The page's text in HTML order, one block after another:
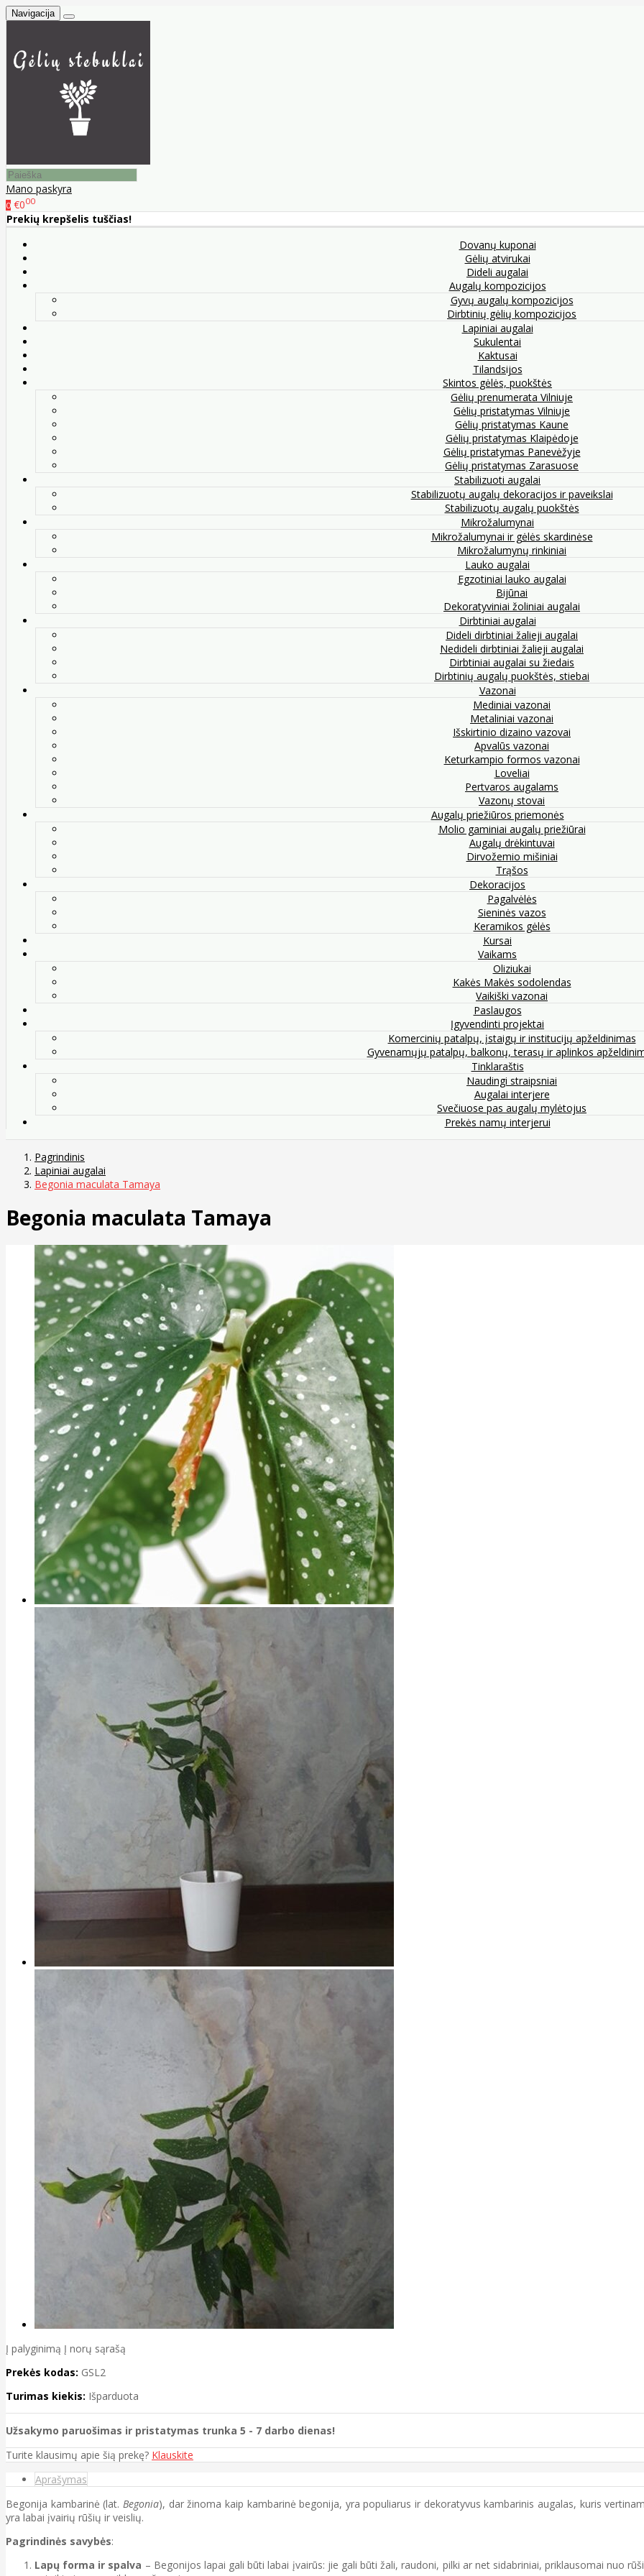
Navigacija
Mano paskyra
0 €000
Prekių krepšelis tuščias!
Dovanų kuponai
Gėlių atvirukai
Dideli augalai
Augalų kompozicijos
Gyvų augalų kompozicijos
Dirbtinių gėlių kompozicijos
Lapiniai augalai
Sukulentai
Kaktusai
Tilandsijos
Skintos gėlės, puokštės
Gėlių prenumerata Vilniuje
Gėlių pristatymas Vilniuje
Gėlių pristatymas Kaune
Gėlių pristatymas Klaipėdoje
Gėlių pristatymas Panevėžyje
Gėlių pristatymas Zarasuose
Stabilizuoti augalai
Stabilizuotų augalų dekoracijos ir paveikslai
Stabilizuotų augalų puokštės
Mikrožalumynai
Mikrožalumynai ir gėlės skardinėse
Mikrožalumynų rinkiniai
Lauko augalai
Egzotiniai lauko augalai
Bijūnai
Dekoratyviniai žoliniai augalai
Dirbtiniai augalai
Dideli dirbtiniai žalieji augalai
Nedideli dirbtiniai žalieji augalai
Dirbtiniai augalai su žiedais
Dirbtinių augalų puokštės, stiebai
Vazonai
Mediniai vazonai
Metaliniai vazonai
Išskirtinio dizaino vazovai
Apvalūs vazonai
Keturkampio formos vazonai
Loveliai
Pertvaros augalams
Vazonų stovai
Augalų priežiūros priemonės
Molio gaminiai augalų priežiūrai
Augalų drėkintuvai
Dirvožemio mišiniai
Trąšos
Dekoracijos
Pagalvėlės
Sieninės vazos
Keramikos gėlės
Kursai
Vaikams
Oliziukai
Kakės Makės sodolendas
Vaikiški vazonai
Paslaugos
Įgyvendinti projektai
Komercinių patalpų, įstaigų ir institucijų apželdinimas
Gyvenamųjų patalpų, balkonų, terasų ir aplinkos
Tinklaraštis
Naudingi straipsniai
Augalai interjere
Svečiuose pas augalų mylėtojus
Prekės namų interjerui
Pagrindinis
Lapiniai augalai
Begonia maculata Tamaya
Begonia maculata Tamaya
Į palyginimą Į norų sąrašą
Prekės kodas: GSL2
Turimas kiekis: Išparduota
Užsakymo paruošimas ir pristatymas trunka 5 - 7 darbo dienas!
Turite klausimų apie šią prekę? Klauskite
Aprašymas
Begonija kambarinė (lat. Begonia), dar žinoma kaip kambarinė begonija, yra populiarus ir dekoratyvus kambarinis augalas, kuris
yra labai įvairių rūšių ir veislių.
Pagrindinės savybės:
Lapų forma ir spalva – Begonijos lapai gali būti labai įvairūs: jie gali būti žali, raudoni, pilki ar net sidabriniai, priklausomai nuo